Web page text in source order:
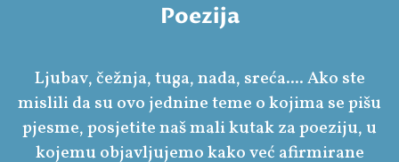
Poezija
Ljubav, čežnja, tuga, nada, sreća.... Ako ste
mislili da su ovo jednine teme o kojima se pišu
pjesme, posjetite naš mali kutak za poeziju, u
kojemu objavljujemo kako već afirmirane